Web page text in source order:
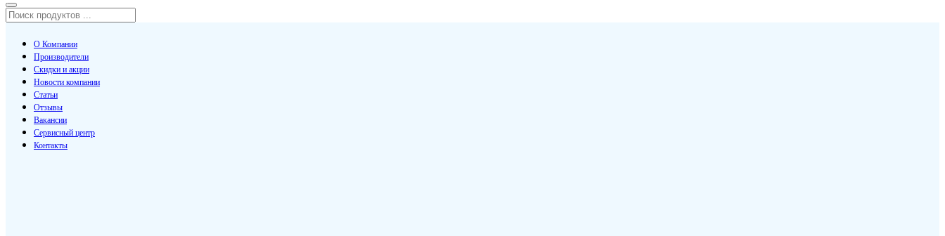
О Компании
Производители
Скидки и акции
Новости компании
Статьи
Отзывы
Вакансии
Сервисный центр
Контакты